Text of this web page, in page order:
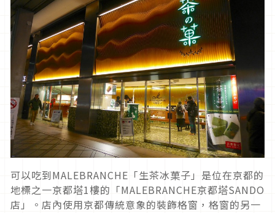
可以吃到MALEBRANCHE「生茶冰菓子」是位在京都的
地標之一京都塔1樓的「MALEBRANCHE京都塔SANDO
店」。店內使用京都傳統意象的裝飾格窗，格窗的另一